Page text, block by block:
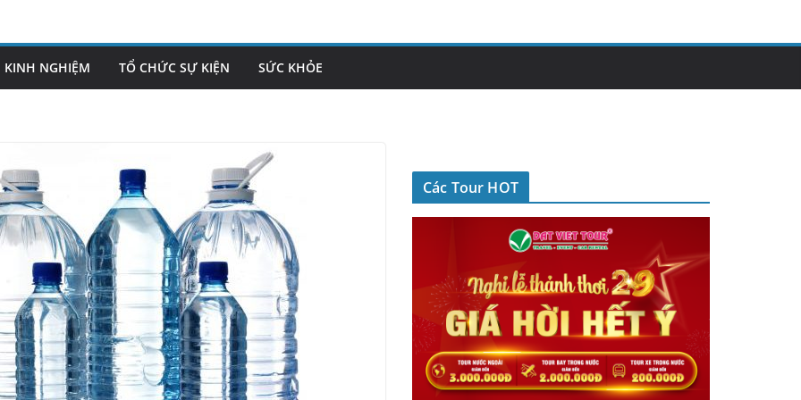
KINH NGHIỆM TỔ CHỨC SỰ KIỆN SỨC KHỎE
Các Tour HOT